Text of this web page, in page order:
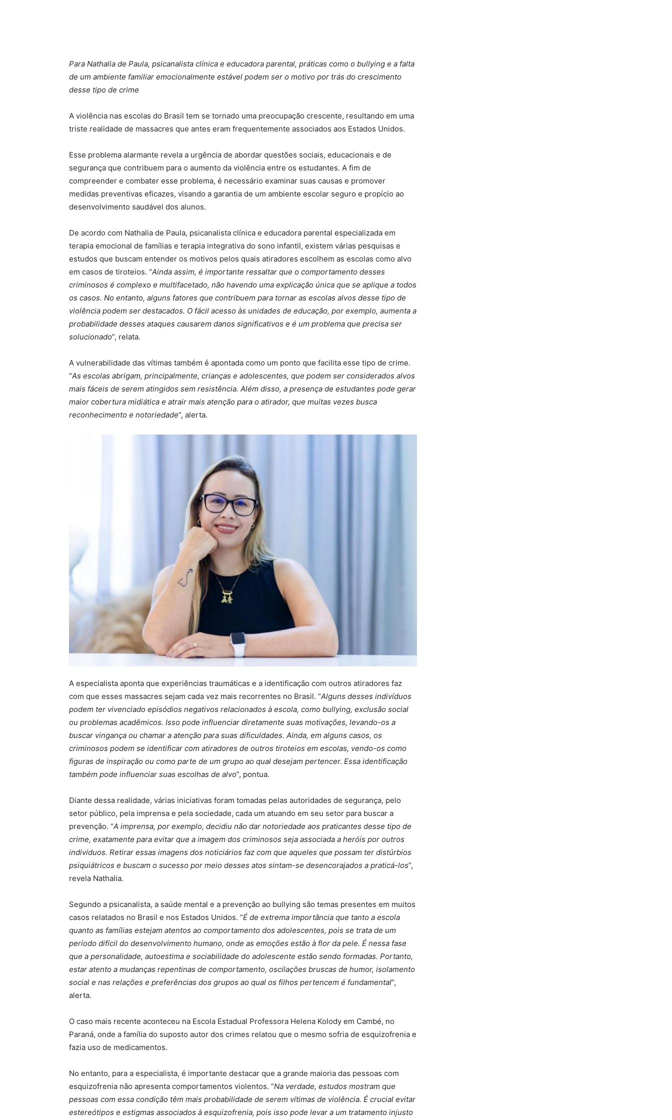
Para Nathalia de Paula, psicanalista clínica e educadora parental, práticas como o bullying e a falta
de um ambiente familiar emocionalmente estável podem ser o motivo por trás do crescimento
desse tipo de crime
A violência nas escolas do Brasil tem se tornado uma preocupação crescente, resultando em uma
triste realidade de massacres que antes eram frequentemente associados aos Estados Unidos.
Esse problema alarmante revela a urgência de abordar questões sociais, educacionais e de
segurança que contribuem para o aumento da violência entre os estudantes. A fim de
compreender e combater esse problema, é necessário examinar suas causas e promover
medidas preventivas eficazes, visando a garantia de um ambiente escolar seguro e propício ao
desenvolvimento saudável dos alunos.
De acordo com Nathalia de Paula, psicanalista clínica e educadora parental especializada em
terapia emocional de famílias e terapia integrativa do sono infantil, existem várias pesquisas e
estudos que buscam entender os motivos pelos quais atiradores escolhem as escolas como alvo
em casos de tiroteios. “Ainda assim, é importante ressaltar que o comportamento desses
criminosos é complexo e multifacetado, não havendo uma explicação única que se aplique a todos
os casos. No entanto, alguns fatores que contribuem para tornar as escolas alvos desse tipo de
violência podem ser destacados. O fácil acesso às unidades de educação, por exemplo, aumenta a
probabilidade desses ataques causarem danos significativos e é um problema que precisa ser
solucionado”, relata.
A vulnerabilidade das vítimas também é apontada como um ponto que facilita esse tipo de crime.
“As escolas abrigam, principalmente, crianças e adolescentes, que podem ser considerados alvos
mais fáceis de serem atingidos sem resistência. Além disso, a presença de estudantes pode gerar
maior cobertura midiática e atrair mais atenção para o atirador, que muitas vezes busca
reconhecimento e notoriedade”, alerta.
A especialista aponta que experiências traumáticas e a identificação com outros atiradores faz
com que esses massacres sejam cada vez mais recorrentes no Brasil. “Alguns desses indivíduos
podem ter vivenciado episódios negativos relacionados à escola, como bullying, exclusão social
ou problemas acadêmicos. Isso pode influenciar diretamente suas motivações, levando-os a
buscar vingança ou chamar a atenção para suas dificuldades. Ainda, em alguns casos, os
criminosos podem se identificar com atiradores de outros tiroteios em escolas, vendo-os como
figuras de inspiração ou como parte de um grupo ao qual desejam pertencer. Essa identificação
também pode influenciar suas escolhas de alvo”, pontua.
Diante dessa realidade, várias iniciativas foram tomadas pelas autoridades de segurança, pelo
setor público, pela imprensa e pela sociedade, cada um atuando em seu setor para buscar a
prevenção. “A imprensa, por exemplo, decidiu não dar notoriedade aos praticantes desse tipo de
crime, exatamente para evitar que a imagem dos criminosos seja associada a heróis por outros
indivíduos. Retirar essas imagens dos noticiários faz com que aqueles que possam ter distúrbios
psiquiátricos e buscam o sucesso por meio desses atos sintam-se desencorajados a praticá-los”,
revela Nathalia.
Segundo a psicanalista, a saúde mental e a prevenção ao bullying são temas presentes em muitos
casos relatados no Brasil e nos Estados Unidos. “É de extrema importância que tanto a escola
quanto as famílias estejam atentos ao comportamento dos adolescentes, pois se trata de um
período difícil do desenvolvimento humano, onde as emoções estão à flor da pele. É nessa fase
que a personalidade, autoestima e sociabilidade do adolescente estão sendo formadas. Portanto,
estar atento a mudanças repentinas de comportamento, oscilações bruscas de humor, isolamento
social e nas relações e preferências dos grupos ao qual os filhos pertencem é fundamental”,
alerta.
O caso mais recente aconteceu na Escola Estadual Professora Helena Kolody em Cambé, no
Paraná, onde a família do suposto autor dos crimes relatou que o mesmo sofria de esquizofrenia e
fazia uso de medicamentos.
No entanto, para a especialista, é importante destacar que a grande maioria das pessoas com
esquizofrenia não apresenta comportamentos violentos. “Na verdade, estudos mostram que
pessoas com essa condição têm mais probabilidade de serem vítimas de violência. É crucial evitar
estereótipos e estigmas associados à esquizofrenia, pois isso pode levar a um tratamento injusto